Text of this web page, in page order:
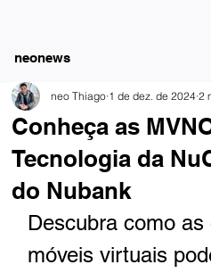
neonews
Conheça as
Tecnologia da
do Nubank
neo Thiago 1 de dez. de 2024 2
Descubra como as
móveis virtuais